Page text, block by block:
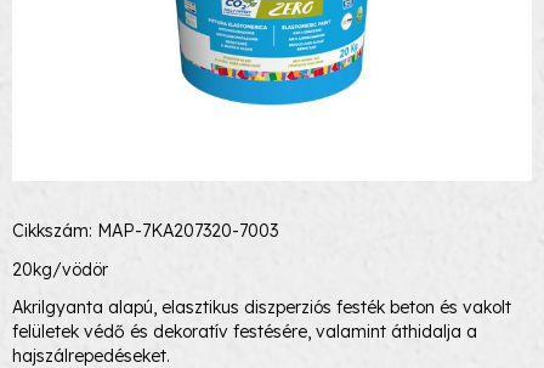
Cikkszám: MAP-7KA207320-7003
20kg/vödör
Akrilgyanta alapú, elasztikus diszperziós festék beton és vakolt
felületek védő és dekoratív festésére, valamint áthidalja a
hajszálrepedéseket.